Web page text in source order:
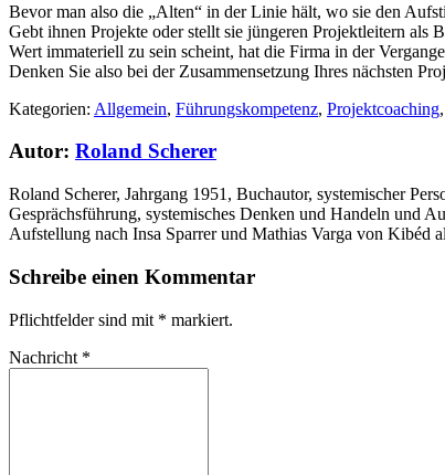
Bevor man also die „Alten“ in der Linie hält, wo sie den
Gebt ihnen Projekte oder stellt sie jüngeren Projektleitern als
Wert immateriell zu sein scheint, hat die Firma in der
Denken Sie also bei der Zusammensetzung Ihres nächsten
Kategorien: Allgemein, Führungskompetenz, Projektcoaching,
Autor: Roland Scherer
Roland Scherer, Jahrgang 1951, Buchautor, systemischer
Gesprächsführung, systemisches Denken und Handeln und
Aufstellung nach Insa Sparrer und Mathias Varga von Kibéd
Schreibe einen Kommentar
Pflichtfelder sind mit * markiert.
Nachricht *